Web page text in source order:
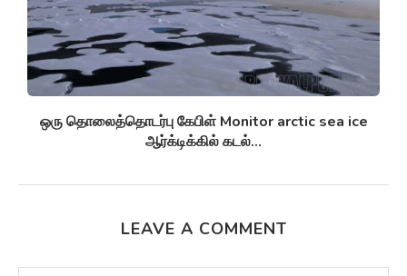
ஒரு தொலைத்தொடர்பு கேபிள் Monitor arctic sea ice
ஆர்க்டிக்கில் கடல்...
LEAVE A COMMENT